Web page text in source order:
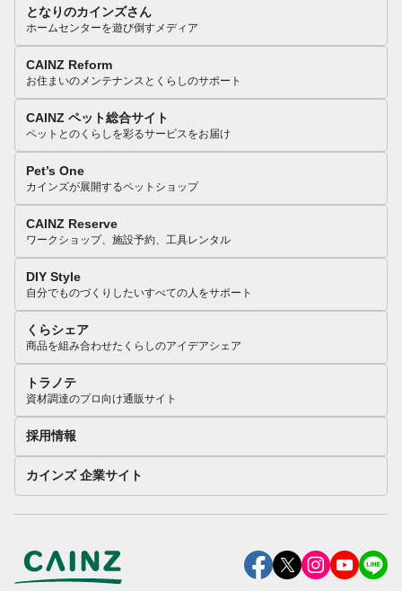
となりのカインズさん
ホームセンターを遊び倒すメディア
CAINZ Reform
お住まいのメンテナンスとくらしのサポート
CAINZ ペット総合サイト
ペットとのくらしを彩るサービスをお届け
Pet’s One
カインズが展開するペットショップ
CAINZ Reserve
ワークショップ、施設予約、工具レンタル
DIY Style
自分でものづくりしたいすべての人をサポート
くらシェア
商品を組み合わせたくらしのアイデアシェア
トラノテ
資材調達のプロ向け通販サイト
採用情報
カインズ 企業サイト